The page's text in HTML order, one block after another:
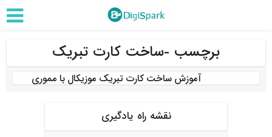
برچسب -ساخت کارت تبریک
آموزش ساخت کارت تبریک موزیکال با مموری
نقشه راه یادگیری